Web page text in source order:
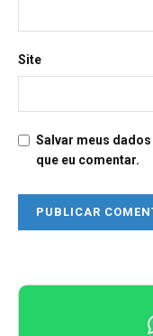
Site
Salvar meus
que eu comentar.